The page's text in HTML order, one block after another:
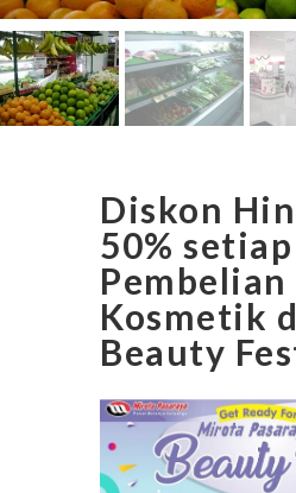
Diskon
50% setiap
Kosmetik
Beauty